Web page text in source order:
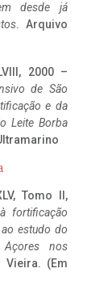
desde já
. Arquivo
2000 –
de São
e da
Leite Borba
Tomo II,
fortificação
estudo do
nos
Vieira. (Em